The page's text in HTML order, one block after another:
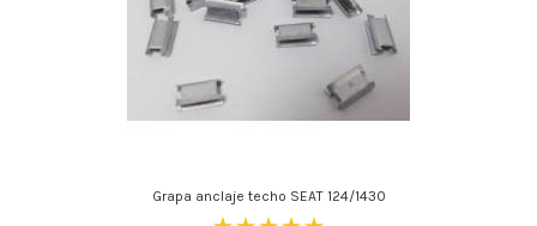
Grapa anclaje techo SEAT 124/1430